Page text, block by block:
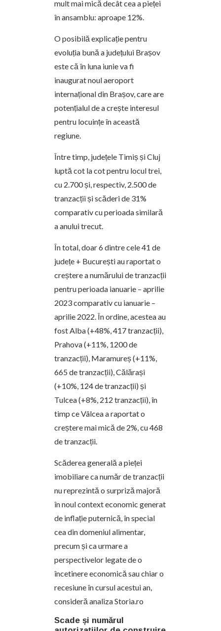
mult mai mică decât cea a pieței
în ansamblu: aproape 12%.
O posibilă explicație pentru
evoluția bună a județului Brașov
este că în luna iunie va fi
inaugurat noul aeroport
internațional din Brașov, care are
potențialul de a crește interesul
pentru locuințe în această
regiune.
Între timp, județele Timiș și Cluj
luptă cot la cot pentru locul trei,
cu 2.700 și, respectiv, 2.500 de
tranzacții și scăderi de 31%
comparativ cu perioada similară
a anului trecut.
În total, doar 6 dintre cele 41 de
județe + București au raportat o
creștere a numărului de tranzacții
pentru perioada ianuarie – aprilie
2023 comparativ cu ianuarie –
aprilie 2022. În ordine, acestea au
fost Alba (+48%, 417 tranzacții),
Prahova (+11%, 1200 de
tranzacții), Maramureș (+11%,
665 de tranzacții), Călărași
(+10%, 124 de tranzacții) și
Tulcea (+8%, 212 tranzacții), în
timp ce Vâlcea a raportat o
creștere mai mică de 2%, cu 468
de tranzacții.
Scăderea generală a pieței
imobiliare ca număr de tranzacții
nu reprezintă o surpriză majoră
în noul context economic generat
de inflație puternică, în special
cea din domeniul alimentar,
precum și ca urmare a
perspectivelor legate de o
încetinere economică sau chiar o
recesiune în cursul acestui an,
consideră analiza Storia.ro
Scade și numărul